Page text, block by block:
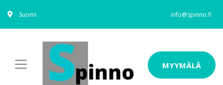
Suomi info@spinno.fi
MYYMÄLÄ